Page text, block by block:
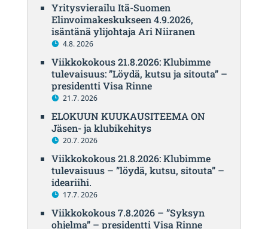
Yritysvierailu Itä-Suomen
Elinvoimakeskukseen 4.9.2026,
isäntänä ylijohtaja Ari Niiranen
4.8. 2026
Viikkokokous 21.8.2026: Klubimme
tulevaisuus: ”Löydä, kutsu ja sitouta” –
presidentti Visa Rinne
21.7. 2026
ELOKUUN KUUKAUSITEEMA ON
Jäsen- ja klubikehitys
20.7. 2026
Viikkokokous 21.8.2026: Klubimme
tulevaisuus – ”löydä, kutsu, sitouta” –
ideariihi.
17.7. 2026
Viikkokokous 7.8.2026 – ”Syksyn
ohjelma” – presidentti Visa Rinne